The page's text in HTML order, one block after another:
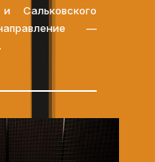
Сальковского
—